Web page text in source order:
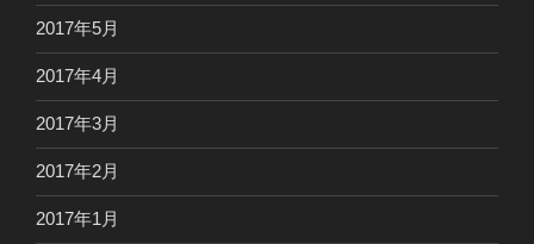
2017年5月
2017年4月
2017年3月
2017年2月
2017年1月